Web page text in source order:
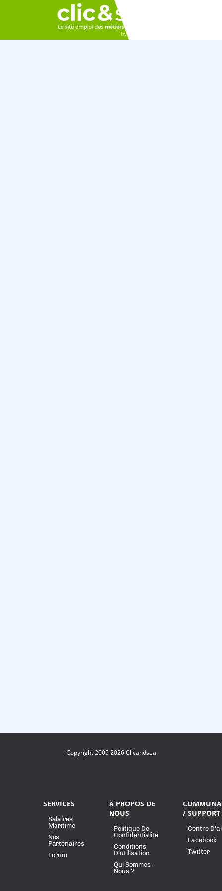
Copyright 2005-2026 Clicandsea
SERVICES
Salaires
Maritime
Nos
Partenaires
Forum
À PROPOS DE
NOUS
Politique De
Confidentialité
Conditions
D'utilisation
Qui Sommes-
Nous ?
/ SUPPORT
Centre
Facebook
Twitter